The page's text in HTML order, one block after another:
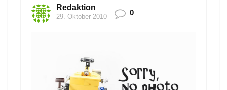
Redaktion
29. Oktober 2010 0